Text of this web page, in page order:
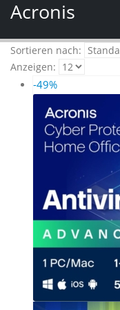
Acronis
Sortieren nach:
Anzeigen:
-49%